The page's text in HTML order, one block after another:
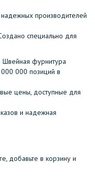
производителей
специально для
фурнитура
000 позиций в
цены, доступные для
и надежная
добавьте в корзину и